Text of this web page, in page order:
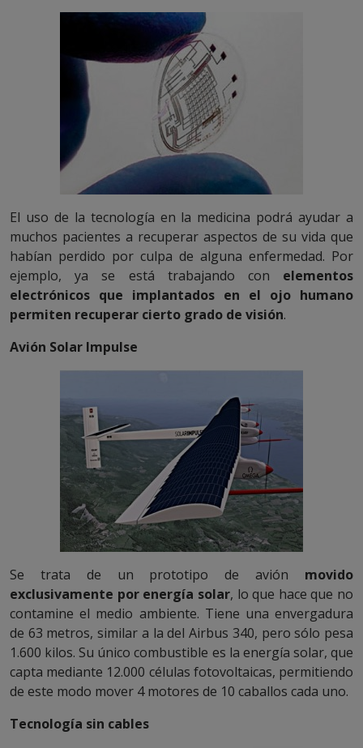
El uso de la tecnología en la medicina podrá ayudar a
muchos pacientes a recuperar aspectos de su vida que
habían perdido por culpa de alguna enfermedad. Por
ejemplo, ya se está trabajando con elementos
electrónicos que implantados en el ojo humano
permiten recuperar cierto grado de visión.
Avión Solar Impulse
Se trata de un prototipo de avión movido
exclusivamente por energía solar, lo que hace que no
contamine el medio ambiente. Tiene una envergadura
de 63 metros, similar a la del Airbus 340, pero sólo pesa
1.600 kilos. Su único combustible es la energía solar, que
capta mediante 12.000 células fotovoltaicas, permitiendo
de este modo mover 4 motores de 10 caballos cada uno.
Tecnología sin cables